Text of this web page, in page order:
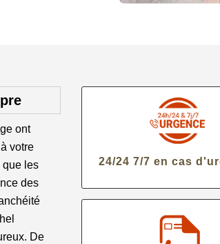
ont
votre
que les
des
De
24/24 7/7 en cas